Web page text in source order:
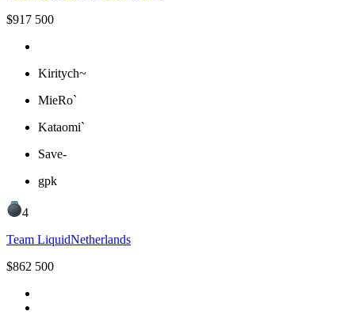
$917 500
Kiritych~
MieRo`
Kataomi`
Save-
gpk
4
Team LiquidNetherlands
$862 500